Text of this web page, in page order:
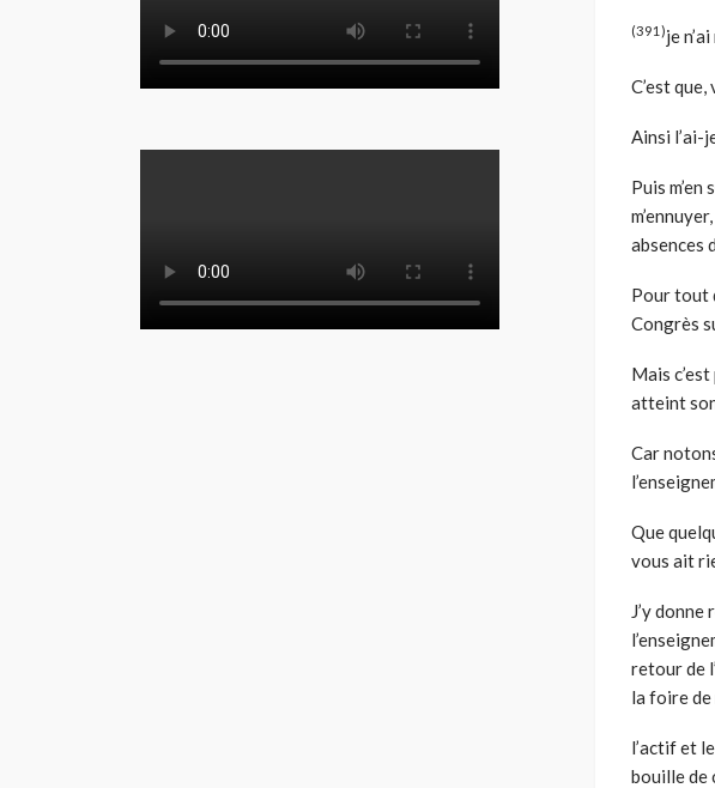
(391)je
C’est
Ainsi l’ai-
Puis
absences
Pour tout
Congrès
Mais
atteint
Car
Que
vous ait
J’y
retour de
la foire de
l’actif et
bouille de